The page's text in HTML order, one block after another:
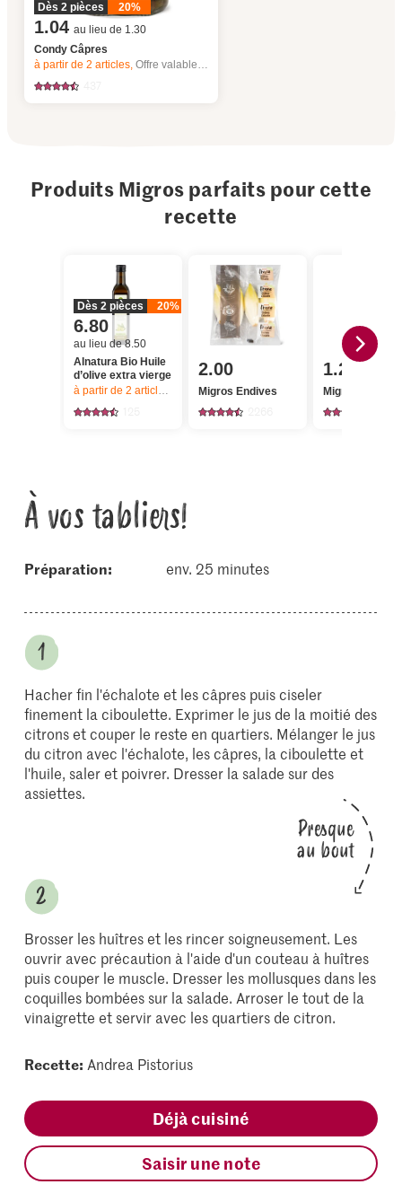
Dès 2 pièces 20%
1.04 au lieu de 1.30
Condy Câpres
à partir de 2articles,Offre valable du 6.8 au 12.8.2026, jusqu’à épuisement du stock.
Produits Migros parfaits pour cette
recette
Dès 2 pièces 20%
6.80
au lieu de 8.50
Alnatura Bio Huile
d’olive extra vierge
à partir de 2 articles, Offre valable du 6.8 au 12.8.2026, jusqu’à
2.00
Migros Endives
1.20
Migros
À vos tabliers!
Préparation: env. 25 minutes
Hacher fin l'échalote et les câpres puis ciseler
finement la ciboulette. Exprimer le jus de la moitié des
citrons et couper le reste en quartiers. Mélanger le jus
du citron avec l'échalote, les câpres, la ciboulette et
l'huile, saler et poivrer. Dresser la salade sur des
assiettes.
Presque
au bout
Brosser les huîtres et les rincer soigneusement. Les
ouvrir avec précaution à l'aide d'un couteau à huîtres
puis couper le muscle. Dresser les mollusques dans les
coquilles bombées sur la salade. Arroser le tout de la
vinaigrette et servir avec les quartiers de citron.
Recette: Andrea Pistorius
Déjà cuisiné
Saisir une note